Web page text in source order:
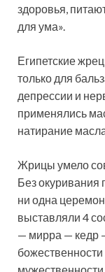
здоровья,
для ума».
Египетские
только для
депрессии и
применялись
натирание
Жрицы умело
Без
ни одна
выставляли 4
— мирра — кедр
мужественности.